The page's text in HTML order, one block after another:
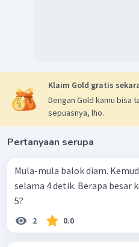
Klaim Gold gratis
Dengan Gold kamu bisa
sepuasnya, lho.
Pertanyaan serupa
Mula-mula balok diam.
selama 4 detik. Berapa besar
5?
2 0.0